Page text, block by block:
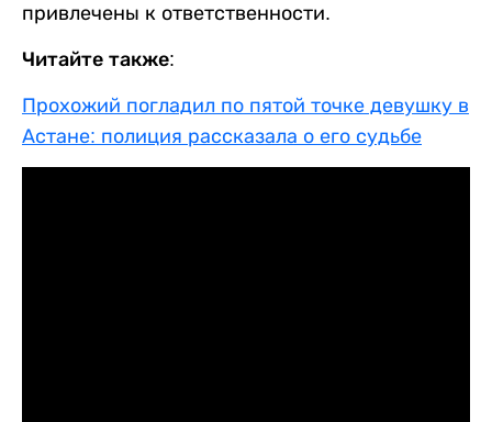
привлечены к ответственности.
Читайте также:
Прохожий погладил по пятой точке девушку в
Астане: полиция рассказала о его судьбе